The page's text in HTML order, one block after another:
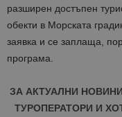
разширен достъпен
обекти в Морската
заявка и се заплаща ,
програма.
ЗА АКТУАЛНИ
ТУРОПЕРАТОРИ И